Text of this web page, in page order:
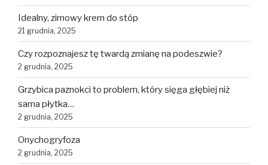
Idealny, zimowy krem do stóp
21 grudnia, 2025
Czy rozpoznajesz tę twardą zmianę na podeszwie?
2 grudnia, 2025
Grzybica paznokci to problem, który sięga głębiej niż
sama płytka…
2 grudnia, 2025
Onychogryfoza
2 grudnia, 2025